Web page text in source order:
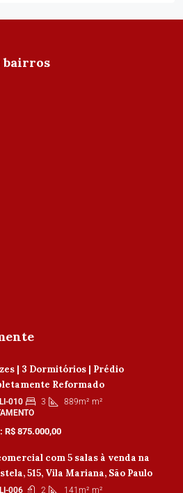
bairros
| 3 Dormitórios | Prédio
Reformado
010 3 889m² m²
R$ 875.000,00
com 5 salas à venda na
515, Vila Mariana, São Paulo
006 2 141m² m²